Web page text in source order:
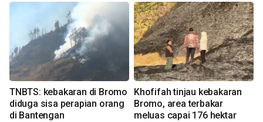
TNBTS: kebakaran di Bromo
diduga sisa perapian orang
di Bantengan
Khofifah tinjau kebakaran
Bromo, area terbakar
meluas capai 176 hektar